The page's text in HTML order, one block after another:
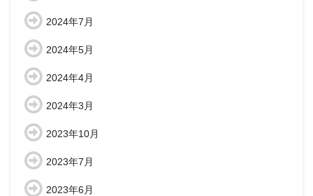
2024年7月
2024年5月
2024年4月
2024年3月
2023年10月
2023年7月
2023年6月